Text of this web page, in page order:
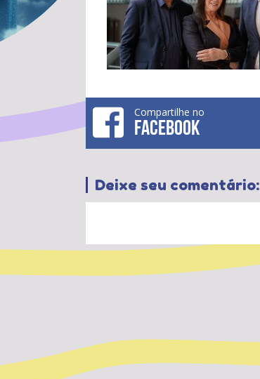
Compartilhe no
FACEBOOK
Deixe seu comentário: